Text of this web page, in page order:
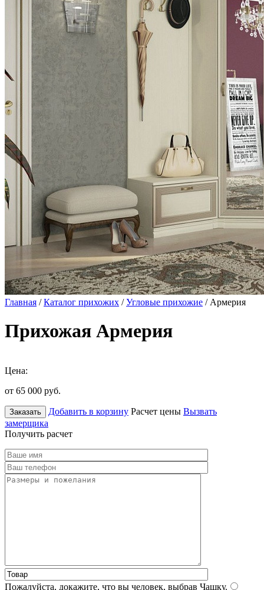
Главная /Каталог прихожих /Угловые прихожие / Армерия
Прихожая Армерия
Цена:
от 65 000 руб.
Заказать Добавить в корзину Расчет цены Вызвать
замерщика
Получить расчет
Пожалуйста, докажите, что вы человек, выбрав Чашку.